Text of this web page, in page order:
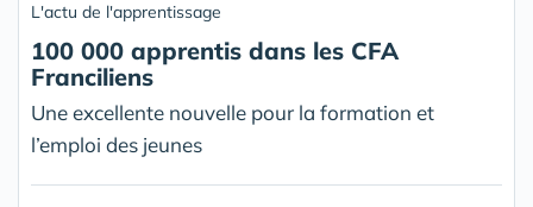
L'actu de l'apprentissage
100 000 apprentis dans les CFA
Franciliens
Une excellente nouvelle pour la formation et
l’emploi des jeunes